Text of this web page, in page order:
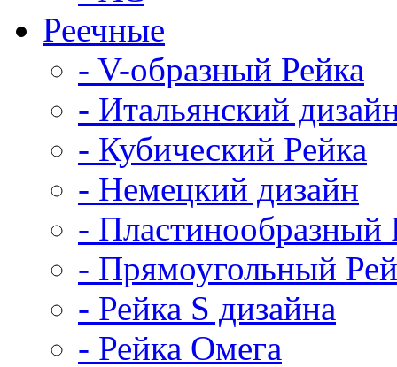
Реечные
- V-образный Рейка
- Итальянский
- Кубический Рейка
- Немецкий дизайн
- Пластинообразный
- Прямоугольный
- Рейка S дизайна
- Рейка Омега